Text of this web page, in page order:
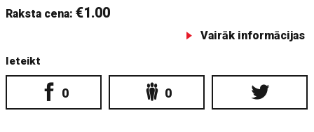
Raksta cena:€1.00
Vairāk informācijas
Ieteikt
0 0